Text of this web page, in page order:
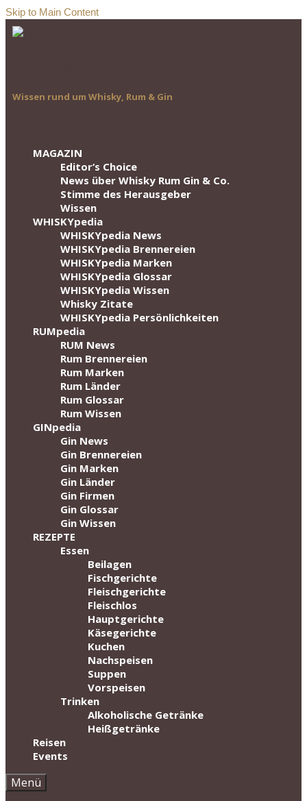
Skip to Main Content
Wissen rund um Whisky, Rum & Gin
MAGAZIN
Editor‘s Choice
News über Whisky Rum Gin & Co.
Stimme des Herausgeber
Wissen
WHISKYpedia
WHISKYpedia News
WHISKYpedia Brennereien
WHISKYpedia Marken
WHISKYpedia Glossar
WHISKYpedia Wissen
Whisky Zitate
WHISKYpedia Persönlichkeiten
RUMpedia
RUM News
Rum Brennereien
Rum Marken
Rum Länder
Rum Glossar
Rum Wissen
GINpedia
Gin News
Gin Brennereien
Gin Marken
Gin Länder
Gin Firmen
Gin Glossar
Gin Wissen
REZEPTE
Essen
Beilagen
Fischgerichte
Fleischgerichte
Fleischlos
Hauptgerichte
Käsegerichte
Kuchen
Nachspeisen
Suppen
Vorspeisen
Trinken
Alkoholische Getränke
Heißgetränke
Reisen
Events
Menü